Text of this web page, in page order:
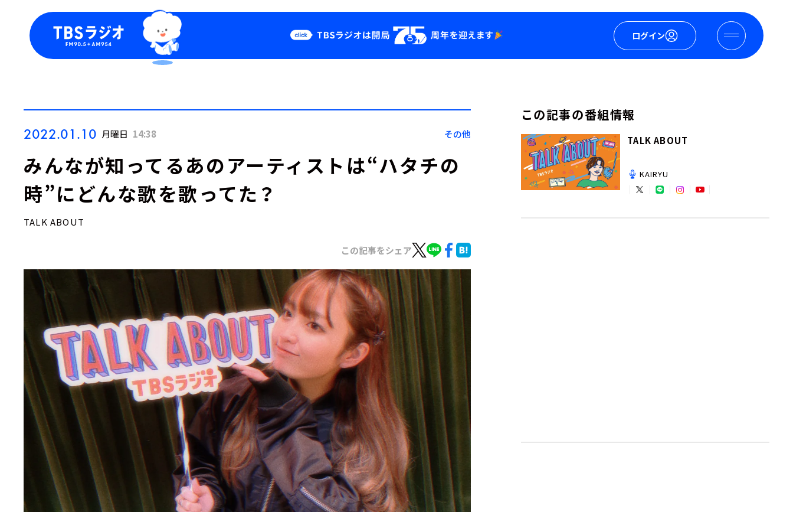
ログイン
Podcast
YouTube
2022.01.10 月曜日 14:38 その他
みんなが知ってるあのアーティストは“ハタチの
時”にどんな歌を歌ってた？
TALK ABOUT
この記事をシェア
この記事の番組情報
TALK ABOUT
KAIRYU